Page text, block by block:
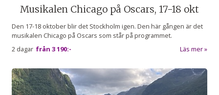
Musikalen Chicago på Oscars, 17-18 okt
Den 17-18 oktober blir det Stockholm igen. Den här gången är det
musikalen Chicago på Oscars som står på programmet.
2 dagar från 3 190:- Läs mer